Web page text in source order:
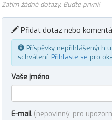
Zatím žádné dotazy. Buďte první!
Přidat dotaz nebo
Příspěvky nepřihlášených
schválení. Přihlaste se pro
Vaše jméno
E-mail (nepovinný, pro